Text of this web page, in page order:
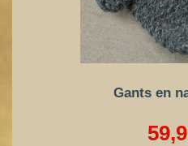
Gants en